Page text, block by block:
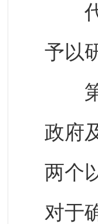
代
予以
第
政府
两个
对于